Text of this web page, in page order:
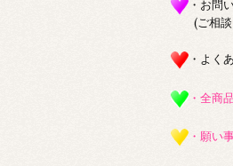
・お問
(ご相談
・よく
・全商
・願い